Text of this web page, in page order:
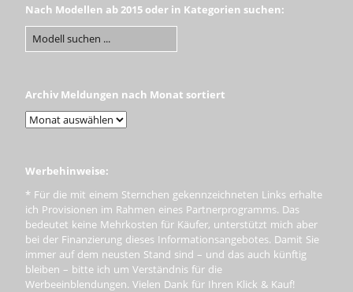
Nach Modellen ab 2015 oder in Kategorien suchen:
Archiv Meldungen nach Monat sortiert
Werbehinweise:
* Für die mit einem Sternchen gekennzeichneten Links erhalte
ich Provisionen im Rahmen eines Partnerprogramms. Das
bedeutet keine Mehrkosten für Käufer, unterstützt mich aber
bei der Finanzierung dieses Informationsangebotes. Damit Sie
immer auf dem neusten Stand sind – und das auch künftig
bleiben – bitte ich um Verständnis für die
Werbeeinblendungen. Vielen Dank für Ihren Klick & Kauf!